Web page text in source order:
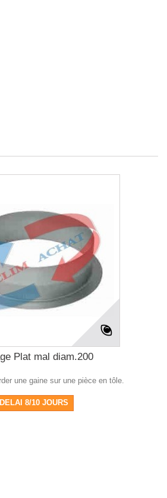
Plat mal diam.200
une gaine sur une pièce en tôle.
DELAI 8/10 JOURS